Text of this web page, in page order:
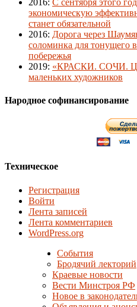
экономическую
станет обязательной
2016: Дорога через
соломинка для тонущего
побережья
2019: «КРАСКИ. СОЧИ.
маленьких художников
Народное софинансирование
Техническое
Регистрация
Войти
Лента записей
Лента комментариев
WordPress.org
События
Бродячий лекторий
Краевые новости
Вести Минстроя РФ
Новое в